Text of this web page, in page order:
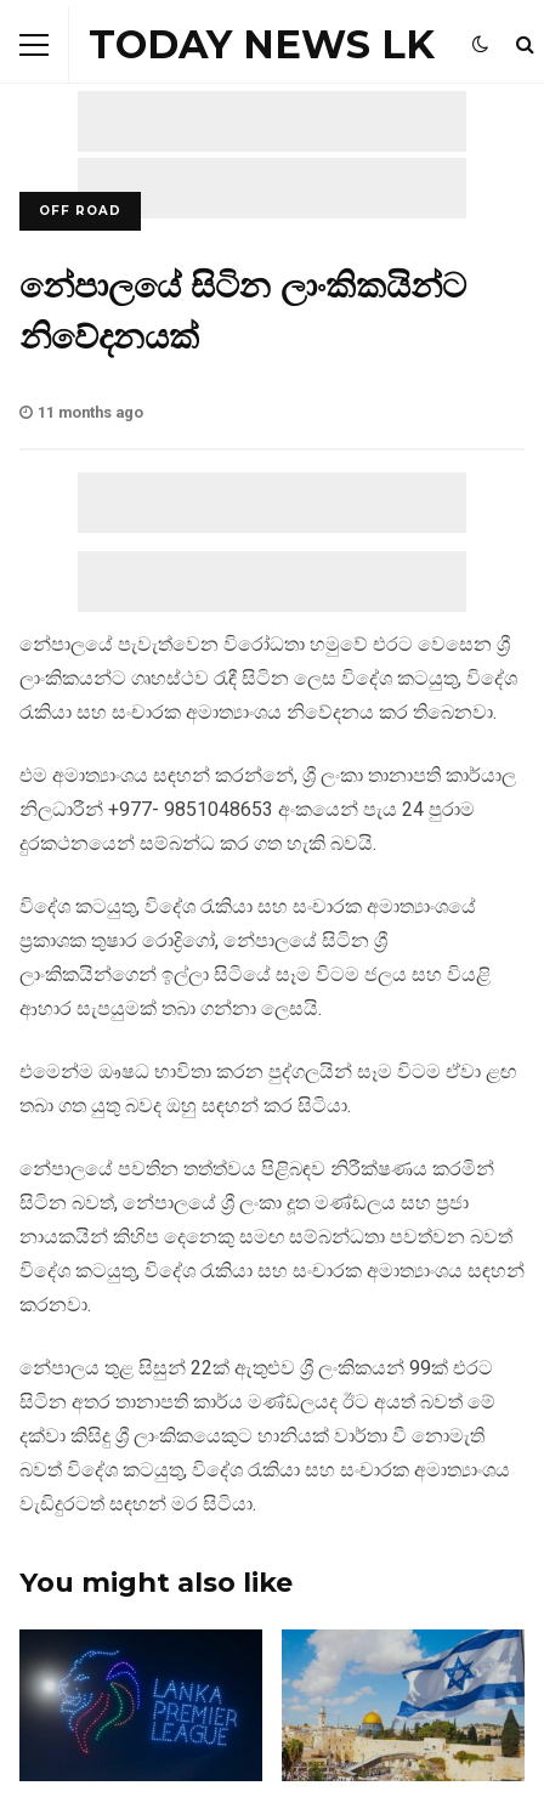
TODAY NEWS LK
OFF ROAD
නේපාලයේ සිටින ලාංකිකයින්ට
නිවේදනයක්
11 months ago
නේපාලයේ පැවැත්වෙන විරෝධතා හමුවේ එරට වෙසෙන ශ්‍රී
ලාංකිකයන්ට ගෘහස්ථව රැඳී සිටින ලෙස විදේශ කටයුතු, විදේශ
රැකියා සහ සංචාරක අමාත්‍යාංශය නිවේදනය කර තිබෙනවා.
එම අමාත්‍යාංශය සඳහන් කරන්නේ, ශ්‍රී ලංකා තානාපති කාර්යාල
නිලධාරීන් +977- 9851048653 අංකයෙන් පැය 24 පුරාම
දුරකථනයෙන් සම්බන්ධ කර ගත හැකි බවයි.
විදේශ කටයුතු, විදේශ රැකියා සහ සංචාරක අමාත්‍යාංශයේ
ප්‍රකාශක තුෂාර රොද්‍රිගෝ, නේපාලයේ සිටින ශ්‍රී
ලාංකිකයින්ගෙන් ඉල්ලා සිටියේ සෑම විටම ජලය සහ වියළි
ආහාර සැපයුමක් තබා ගන්නා ලෙසයි.
එමෙන්ම ඖෂධ භාවිතා කරන පුද්ගලයින් සෑම විටම ඒවා ළඟ
තබා ගත යුතු බවද ඔහු සඳහන් කර සිටියා.
නේපාලයේ පවතින තත්ත්වය පිළිබඳව නිරීක්ෂණය කරමින්
සිටින බවත්, නේපාලයේ ශ්‍රී ලංකා දූත මණ්ඩලය සහ ප්‍රජා
නායකයින් කිහිප දෙනෙකු සමඟ සම්බන්ධතා පවත්වන බවත්
විදේශ කටයුතු, විදේශ රැකියා සහ සංචාරක අමාත්‍යාංශය සඳහන්
කරනවා.
නේපාලය තුළ සිසුන් 22ක් ඇතුළුව ශ්‍රී ලංකිකයන් 99ක් එරට
සිටින අතර තානාපති කාර්ය මණ්ඩලයද ඊට අයත් බවත් මේ
දක්වා කිසිදු ශ්‍රී ලාංකිකයෙකුට හානියක් වාර්තා වී නොමැති
බවත් විදේශ කටයුතු, විදේශ රැකියා සහ සංචාරක අමාත්‍යාංශය
වැඩිදුරටත් සඳහන් මර සිටියා.
You might also like